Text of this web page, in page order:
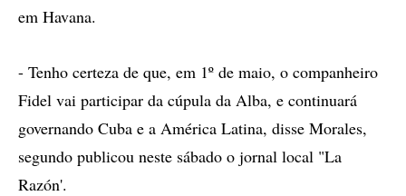
em Havana.
- Tenho certeza de que, em 1º de maio, o companheiro
Fidel vai participar da cúpula da Alba, e continuará
governando Cuba e a América Latina, disse Morales,
segundo publicou neste sábado o jornal local "La
Razón'.